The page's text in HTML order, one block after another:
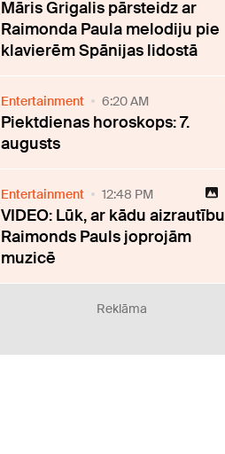
Māris Grigalis pārsteidz ar
Raimonda Paula melodiju pie
klavierēm Spānijas lidostā
Entertainment 6:20 AM
Piektdienas horoskops: 7.
augusts
Entertainment 12:48 PM
VIDEO: Lūk, ar kādu aizrautību
Raimonds Pauls joprojām
muzicē
Reklāma